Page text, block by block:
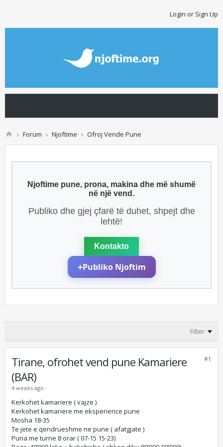
Login or Sign Up
Forum Njoftime Ofroj Vende Pune
Njoftime pune, prona, makina dhe më shumë
në një vend.
Publiko dhe gjej çfarë të duhet, shpejt dhe
lehtë!
Kontakto
+Publiko Njoftim
Filter
#1
Tirane, ofrohet vend pune Kamariere
(BAR)
4 weeks ago
Kerkohet kamariere ( vajze )
Kerkohet kamariere me eksperience pune
Mosha 18-35
Te jete e qendrueshme ne pune ( afatgjate )
Puna me turne 8 orar ( 07-15 15-23)